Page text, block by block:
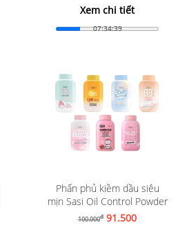
Xem chi tiết
07:34:37
Phấn phủ kiềm dầu siêu
mịn Sasi Oil Control Powder
100.000đ 91.500